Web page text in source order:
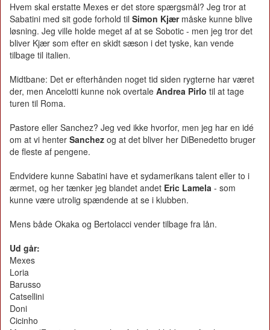
Hvem skal erstatte Mexes er det store spærgsmål? Jeg tror at
Sabatini med sit gode forhold til Simon Kjærmåske kunne blive
løsning. Jeg ville holde meget af at se Sobotic - men jeg tror det
bliver Kjær som efter en skidt sæson i det tyske, kan vende
tilbage til italien.
Midtbane: Det er efterhånden noget tid siden rygterne har været
der, men Ancelotti kunne nok overtale Andrea Pirlo til at tage
turen til Roma.
Pastore eller Sanchez? Jeg ved ikke hvorfor, men jeg har en idé
om at vi henter Sanchez og at det bliver her DiBenedetto bruger
de fleste af pengene.
Endvidere kunne Sabatini have et sydamerikans talent eller to i
ærmet, og her tænker jeg blandet andet Eric Lamela - som
kunne være utrolig spændende at se i klubben.
Mens både Okaka og Bertolacci vender tilbage fra lån.
Ud går:
Mexes
Loria
Barusso
Catsellini
Doni
Cicinho